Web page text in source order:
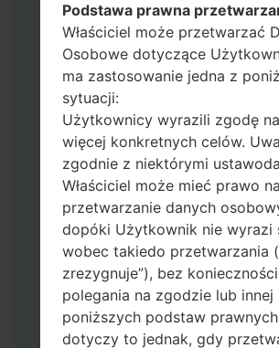
zachować wszystkie swoje
Teraz wyłącz swój telefon
trybu pobierania. Jak
metody:
Naciśnij i przytrzymaj
przycisk zwiększania
Bixby.
Naciśnij i przytrzymaj
zwiększania i zmniejszania
następnie podłącz kabel USB.
Naciśnij i przytrzymaj
przycisk zmniejszania
strony domowej.
Podłącz kabel USB, a
przytrzymaj przycisk
Podstawa prawna
Właściciel może przetwarzać
Osobowe dotyczące
ma zastosowanie jedna z
sytuacji:
Użytkownicy wyrazili zgodę
więcej konkretnych celów.
zgodnie z niektórymi
Właściciel może mieć prawo na
przetwarzanie danych
dopóki Użytkownik nie wyrazi
wobec takiedo przetwarzania
zrezygnuje”), bez konieczności
polegania na zgodzie lub innej
poniższych podstaw
dotyczy to jednak, gdy